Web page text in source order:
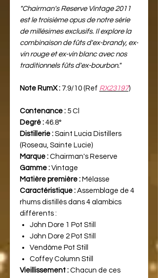
"Chairman's Reserve Vintage 2011
est le troisième opus de notre série
de millésimes exclusifs. Il explore la
combinaison de fûts d'ex-brandy, ex-
vin rouge et ex-vin blanc avec nos
traditionnels fûts d'ex-bourbon."
Note RumX : 7.9/10 (Ref RX23197)
Contenance : 5 Cl
Degré : 46.8°
Distillerie : Saint Lucia Distillers
(Roseau, Sainte Lucie)
Marque : Chairman's Reserve
Gamme : Vintage
Matière première : Mélasse
Caractéristique : Assemblage de 4
rhums distillés dans 4 alambics
différents :
John Dore 1 Pot Still
John Dore 2 Pot Still
Vendôme Pot Still
Coffey Column Still
Vieillissement : Chacun de ces